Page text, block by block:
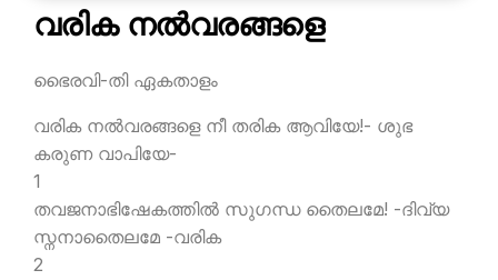
വരിക നല്‍വരങ്ങളെ
ഭൈരവി-തി ഏകതാളം
വരിക നല്‍വരങ്ങളെ നീ തരിക ആവിയേ!- ശുഭ
കരുണ വാപിയേ-
1
തവജനാഭിഷേകത്തില്‍ സുഗന്ധ തൈലമേ! -ദിവ്യ
സ്നനാതൈലമേ -വരിക
2